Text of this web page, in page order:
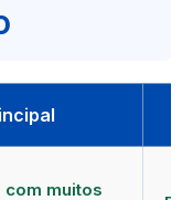
com muitos